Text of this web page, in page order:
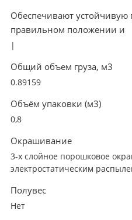
Обеспечивают устойчивую
правильном положении и
|
Общий объем груза, м3
0.89159
Объём упаковки (м3)
0,8
Окрашивание
3-х слойное порошковое
электростатическим
Полувес
Нет